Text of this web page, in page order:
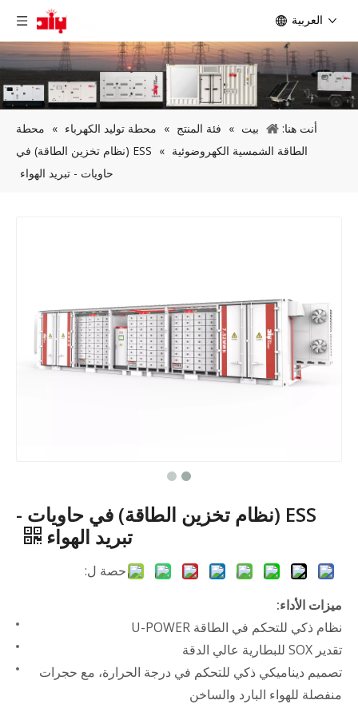
العربية
أنت هنا: بيت » فئة المنتج » محطة توليد الكهرباء » محطة
الطاقة الشمسية الكهروضوئية »
ESS (نظام تخزين الطاقة) في
حاويات - تبريد الهواء
ESS (نظام تخزين الطاقة) في حاويات -
تبريد الهواء
حصة ل:
ميزات الأداء:
نظام ذكي للتحكم في الطاقة U-POWER
تقدير SOX للبطارية عالي الدقة
تصميم ديناميكي ذكي للتحكم في درجة الحرارة، مع حجرات
منفصلة للهواء البارد والساخن